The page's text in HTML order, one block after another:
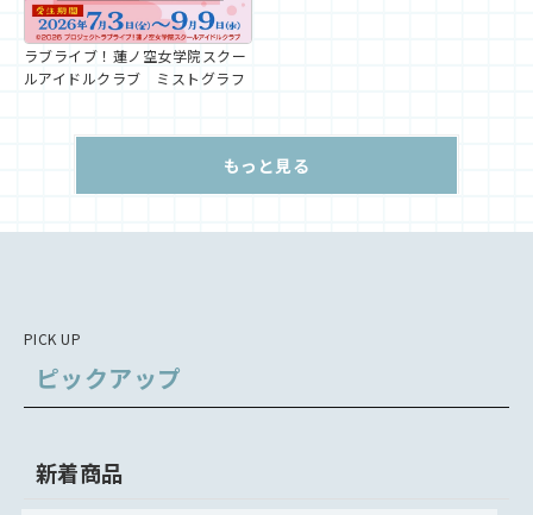
ラブライブ！蓮ノ空女学院スクー
ルアイドルクラブ ミストグラフ
もっと見る
PICK UP
ピックアップ
新着商品